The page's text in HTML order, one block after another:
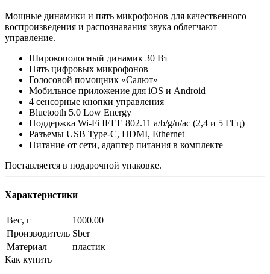
Мощные динамики и пять микрофонов для качественного
воспроизведения и распознавания звука облегчают
управление.
Широкополосный динамик 30 Вт
Пять цифровых микрофонов
Голосовой помощник «Салют»
Мобильное приложение для iOS и Android
4 сенсорные кнопки управления
Bluetooth 5.0 Low Energy
Поддержка Wi-Fi IEEE 802.11 a/b/g/n/ac (2,4 и 5 ГГц)
Разъемы USB Type-C, HDMI, Ethernet
Питание от сети, адаптер питания в комплекте
Поставляется в подарочной упаковке.
Характеристики
Вес, г
1000.00
Производитель Sber
Материал
пластик
Как купить